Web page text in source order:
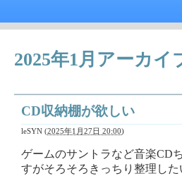
2025年1月アーカイ
CD収納棚が欲しい
leSYN (2025年1月27日 20:00)
ゲームのサントラなど音楽CD
すがそろそろきっちり整理した